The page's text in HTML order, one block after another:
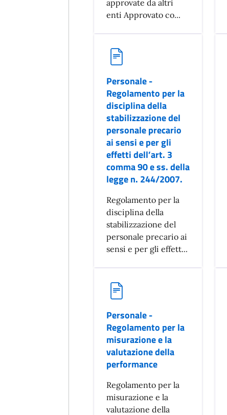
approvate da altri
enti Approvato co...
Personale -
Regolamento per la
disciplina della
stabilizzazione del
personale precario
ai sensi e per gli
effetti dell’art. 3
comma 90 e ss. della
legge n. 244/2007.
Regolamento per la
disciplina della
stabilizzazione del
personale precario ai
sensi e per gli effett...
Personale -
Regolamento per la
misurazione e la
valutazione della
performance
Regolamento per la
misurazione e la
valutazione della